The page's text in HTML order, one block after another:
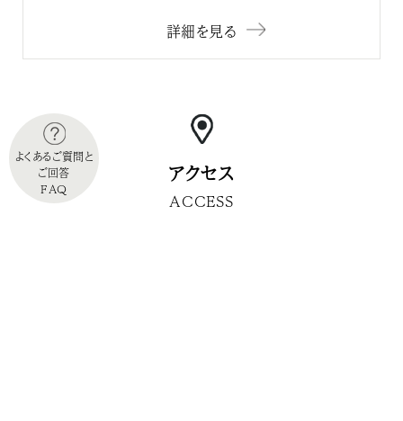
詳細を見る
アクセス
ACCESS
よくあるご質問と
ご回答
FAQ